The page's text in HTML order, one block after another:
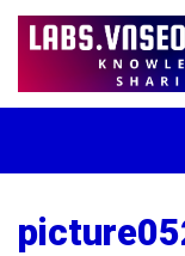
Skip